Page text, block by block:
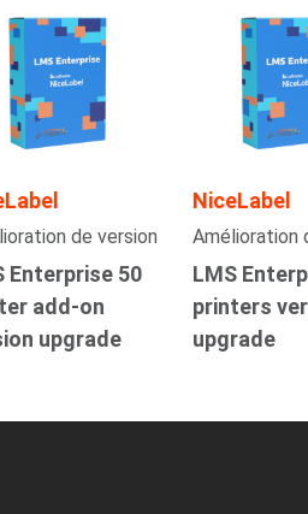
de version
Enterprise 50
add-on
upgrade
NiceLabel
Amélioration
LMS
printers
upgrade